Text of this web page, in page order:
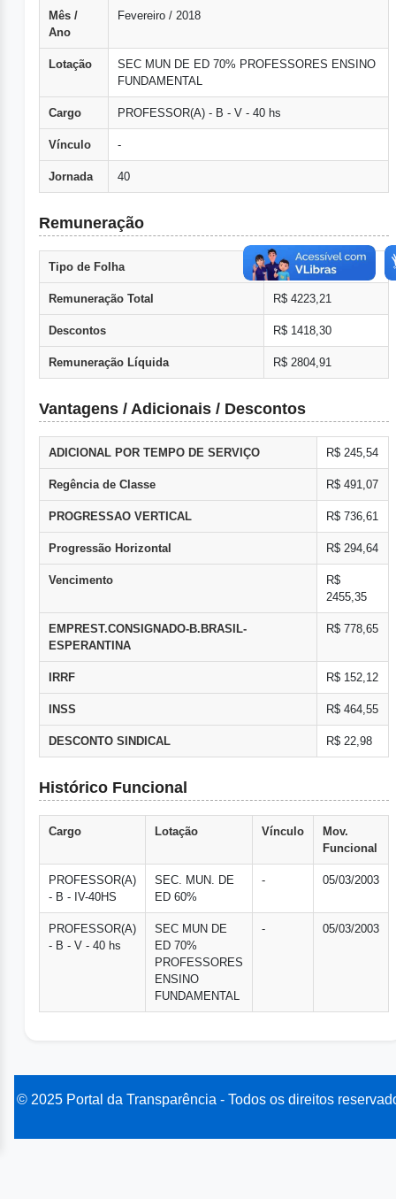
Mês /
Ano
Fevereiro / 2018
Lotação
SEC MUN DE ED 70% PROFESSORES ENSINO
FUNDAMENTAL
Cargo PROFESSOR(A) - B - V - 40 hs
Vínculo -
Jornada 40
Remuneração
Tipo de Folha Normal
Remuneração Total R$ 4223,21
Descontos R$ 1418,30
Remuneração Líquida R$ 2804,91
Vantagens / Adicionais / Descontos
ADICIONAL POR TEMPO DE SERVIÇO R$ 245,54
Regência de Classe R$ 491,07
PROGRESSAO VERTICAL R$ 736,61
Progressão Horizontal R$ 294,64
Vencimento
R$
2455,35
EMPREST.CONSIGNADO-B.BRASIL-
ESPERANTINA
R$ 778,65
IRRF R$ 152,12
INSS R$ 464,55
DESCONTO SINDICAL R$ 22,98
Histórico Funcional
Cargo Lotação Vínculo
Mov.
Funcional
PROFESSOR(A)
- B - IV-40HS
SEC. MUN. DE
ED 60%
- 05/03/2003
PROFESSOR(A)
- B - V - 40 hs
SEC MUN DE
ED 70%
PROFESSORES
ENSINO
FUNDAMENTAL
- 05/03/2003
© 2025 Portal da Transparência - Todos os direitos